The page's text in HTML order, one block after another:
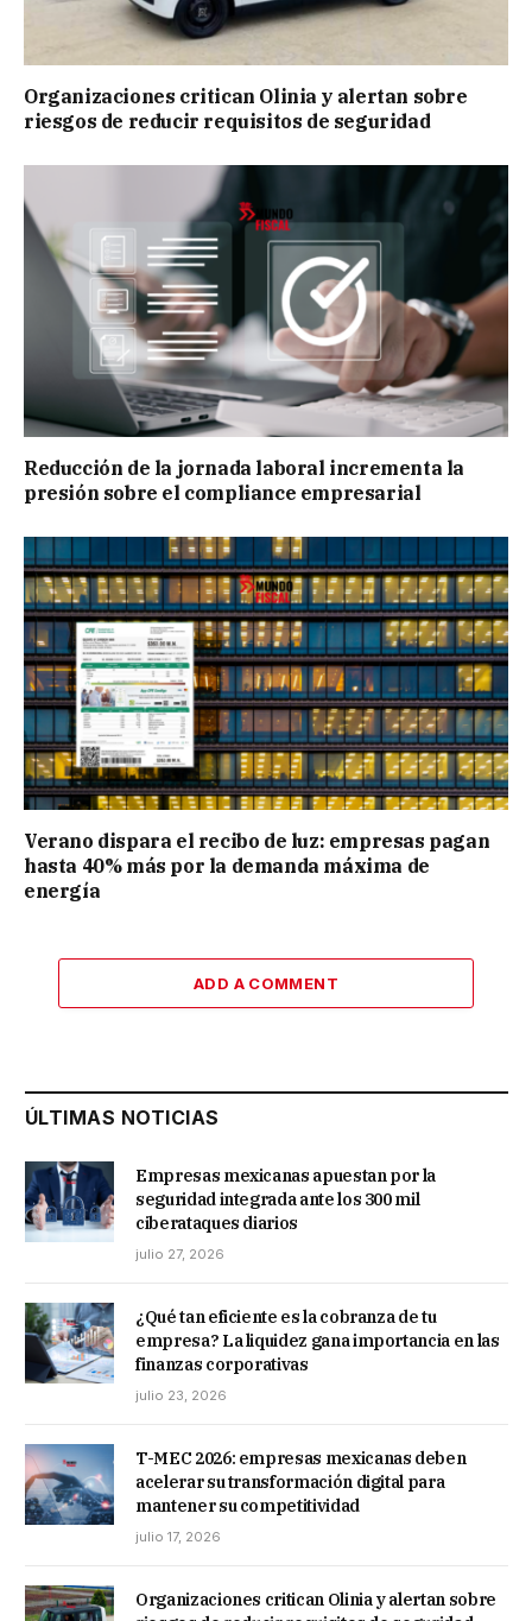
Organizaciones critican Olinia y alertan sobre
riesgos de reducir requisitos de seguridad
Reducción de la jornada laboral incrementa la
presión sobre el compliance empresarial
Verano dispara el recibo de luz: empresas pagan
hasta 40% más por la demanda máxima de
energía
ADD A COMMENT
ÚLTIMAS NOTICIAS
Empresas mexicanas apuestan por la
seguridad integrada ante los 300 mil
ciberataques diarios
julio 27, 2026
¿Qué tan eficiente es la cobranza de tu
empresa? La liquidez gana importancia en las
finanzas corporativas
julio 23, 2026
T-MEC 2026: empresas mexicanas deben
acelerar su transformación digital para
mantener su competitividad
julio 17, 2026
Organizaciones critican Olinia y alertan sobre